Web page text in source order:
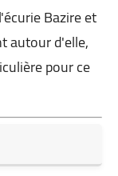
Bazire et
autour d'elle,
pour ce